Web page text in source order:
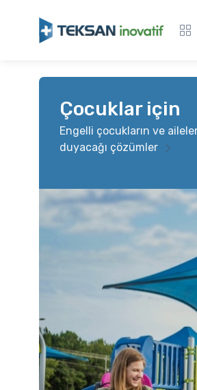
Çocuklar için
Engelli çocukların ve
duyacağı çözümler